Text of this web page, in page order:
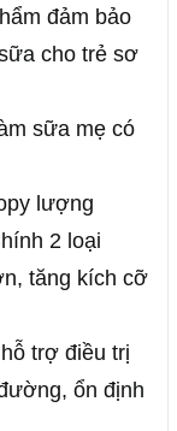
đảm bảo
cho trẻ sơ
sữa mẹ có
lượng
2 loại
tăng kích cỡ
trợ điều trị
ổn định